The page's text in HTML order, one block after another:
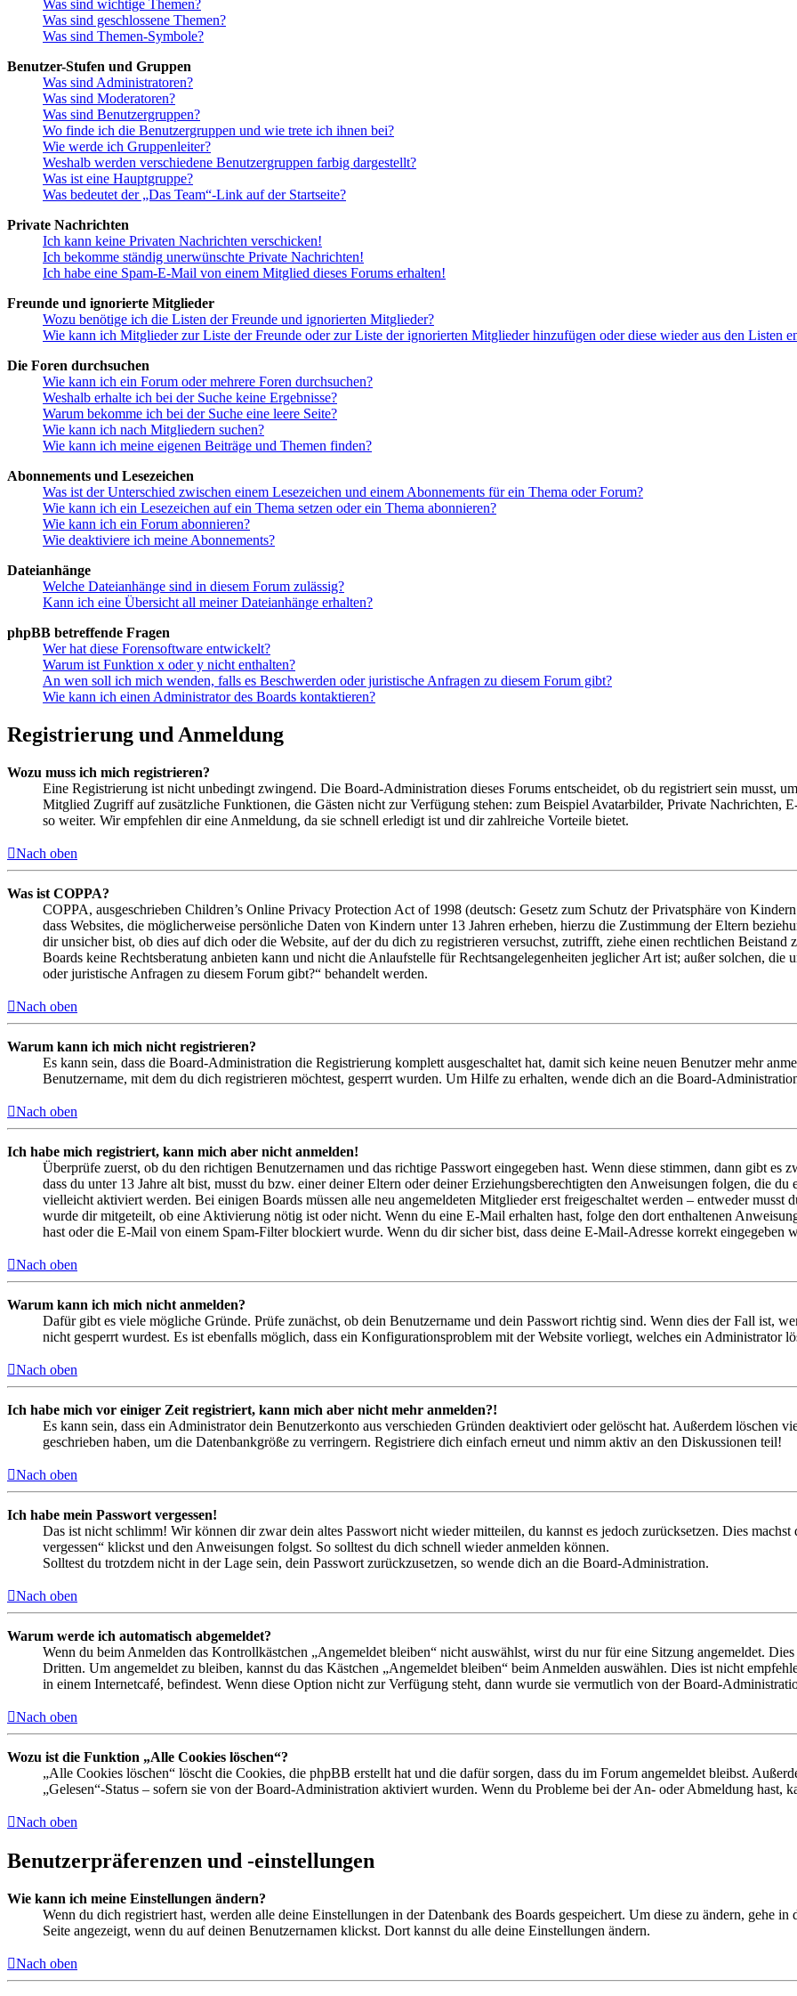
Was sind wichtige Themen?
Was sind geschlossene Themen?
Was sind Themen-Symbole?
Benutzer-Stufen und Gruppen
Was sind Administratoren?
Was sind Moderatoren?
Was sind Benutzergruppen?
Wo finde ich die Benutzergruppen und wie trete ich ihnen bei?
Wie werde ich Gruppenleiter?
Weshalb werden verschiedene Benutzergruppen farbig dargestellt?
Was ist eine Hauptgruppe?
Was bedeutet der „Das Team“-Link auf der Startseite?
Private Nachrichten
Ich kann keine Privaten Nachrichten verschicken!
Ich bekomme ständig unerwünschte Private Nachrichten!
Ich habe eine Spam-E-Mail von einem Mitglied dieses Forums erhalten!
Freunde und ignorierte Mitglieder
Wozu benötige ich die Listen der Freunde und ignorierten Mitglieder?
Wie kann ich Mitglieder zur Liste der Freunde oder zur Liste der ignorierten Mitglieder hinzufügen oder diese wieder aus den Listen
Die Foren durchsuchen
Wie kann ich ein Forum oder mehrere Foren durchsuchen?
Weshalb erhalte ich bei der Suche keine Ergebnisse?
Warum bekomme ich bei der Suche eine leere Seite?
Wie kann ich nach Mitgliedern suchen?
Wie kann ich meine eigenen Beiträge und Themen finden?
Abonnements und Lesezeichen
Was ist der Unterschied zwischen einem Lesezeichen und einem Abonnements für ein Thema oder Forum?
Wie kann ich ein Lesezeichen auf ein Thema setzen oder ein Thema abonnieren?
Wie kann ich ein Forum abonnieren?
Wie deaktiviere ich meine Abonnements?
Dateianhänge
Welche Dateianhänge sind in diesem Forum zulässig?
Kann ich eine Übersicht all meiner Dateianhänge erhalten?
phpBB betreffende Fragen
Wer hat diese Forensoftware entwickelt?
Warum ist Funktion x oder y nicht enthalten?
An wen soll ich mich wenden, falls es Beschwerden oder juristische Anfragen zu diesem Forum gibt?
Wie kann ich einen Administrator des Boards kontaktieren?
Registrierung und Anmeldung
Wozu muss ich mich registrieren?
Eine Registrierung ist nicht unbedingt zwingend. Die Board-Administration dieses Forums entscheidet, ob du registriert sein musst,
Mitglied Zugriff auf zusätzliche Funktionen, die Gästen nicht zur Verfügung stehen: zum Beispiel Avatarbilder, Private Nachrichten,
so weiter. Wir empfehlen dir eine Anmeldung, da sie schnell erledigt ist und dir zahlreiche Vorteile bietet.
Nach oben
Was ist COPPA?
COPPA, ausgeschrieben Children’s Online Privacy Protection Act of 1998 (deutsch: Gesetz zum Schutz der Privatsphäre von
dass Websites, die möglicherweise persönliche Daten von Kindern unter 13 Jahren erheben, hierzu die Zustimmung der Eltern
dir unsicher bist, ob dies auf dich oder die Website, auf der du dich zu registrieren versuchst, zutrifft, ziehe einen rechtlichen
Boards keine Rechtsberatung anbieten kann und nicht die Anlaufstelle für Rechtsangelegenheiten jeglicher Art ist; außer solchen,
oder juristische Anfragen zu diesem Forum gibt?“ behandelt werden.
Nach oben
Warum kann ich mich nicht registrieren?
Es kann sein, dass die Board-Administration die Registrierung komplett ausgeschaltet hat, damit sich keine neuen Benutzer mehr
Benutzername, mit dem du dich registrieren möchtest, gesperrt wurden. Um Hilfe zu erhalten, wende dich an die Board-
Nach oben
Ich habe mich registriert, kann mich aber nicht anmelden!
Überprüfe zuerst, ob du den richtigen Benutzernamen und das richtige Passwort eingegeben hast. Wenn diese stimmen, dann gibt es
dass du unter 13 Jahre alt bist, musst du bzw. einer deiner Eltern oder deiner Erziehungsberechtigten den Anweisungen folgen, die
vielleicht aktiviert werden. Bei einigen Boards müssen alle neu angemeldeten Mitglieder erst freigeschaltet werden – entweder musst
wurde dir mitgeteilt, ob eine Aktivierung nötig ist oder nicht. Wenn du eine E-Mail erhalten hast, folge den dort enthaltenen
hast oder die E-Mail von einem Spam-Filter blockiert wurde. Wenn du dir sicher bist, dass deine E-Mail-Adresse korrekt eingegeben
Nach oben
Warum kann ich mich nicht anmelden?
Dafür gibt es viele mögliche Gründe. Prüfe zunächst, ob dein Benutzername und dein Passwort richtig sind. Wenn dies der Fall ist,
nicht gesperrt wurdest. Es ist ebenfalls möglich, dass ein Konfigurationsproblem mit der Website vorliegt, welches ein Administrator
Nach oben
Ich habe mich vor einiger Zeit registriert, kann mich aber nicht mehr anmelden?!
Es kann sein, dass ein Administrator dein Benutzerkonto aus verschieden Gründen deaktiviert oder gelöscht hat. Außerdem löschen
geschrieben haben, um die Datenbankgröße zu verringern. Registriere dich einfach erneut und nimm aktiv an den Diskussionen teil!
Nach oben
Ich habe mein Passwort vergessen!
Das ist nicht schlimm! Wir können dir zwar dein altes Passwort nicht wieder mitteilen, du kannst es jedoch zurücksetzen. Dies
vergessen“ klickst und den Anweisungen folgst. So solltest du dich schnell wieder anmelden können.
Solltest du trotzdem nicht in der Lage sein, dein Passwort zurückzusetzen, so wende dich an die Board-Administration.
Nach oben
Warum werde ich automatisch abgemeldet?
Wenn du beim Anmelden das Kontrollkästchen „Angemeldet bleiben“ nicht auswählst, wirst du nur für eine Sitzung angemeldet.
Dritten. Um angemeldet zu bleiben, kannst du das Kästchen „Angemeldet bleiben“ beim Anmelden auswählen. Dies ist nicht
in einem Internetcafé, befindest. Wenn diese Option nicht zur Verfügung steht, dann wurde sie vermutlich von der Board-
Nach oben
Wozu ist die Funktion „Alle Cookies löschen“?
„Alle Cookies löschen“ löscht die Cookies, die phpBB erstellt hat und die dafür sorgen, dass du im Forum angemeldet bleibst.
„Gelesen“-Status – sofern sie von der Board-Administration aktiviert wurden. Wenn du Probleme bei der An- oder Abmeldung hast,
Nach oben
Benutzerpräferenzen und -einstellungen
Wie kann ich meine Einstellungen ändern?
Wenn du dich registriert hast, werden alle deine Einstellungen in der Datenbank des Boards gespeichert. Um diese zu ändern, gehe
Seite angezeigt, wenn du auf deinen Benutzernamen klickst. Dort kannst du alle deine Einstellungen ändern.
Nach oben